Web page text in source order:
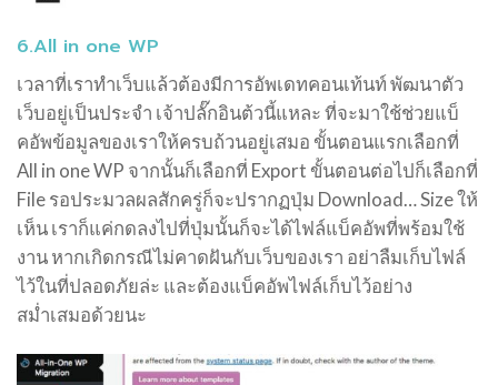
6.All in one WP
เวลาที่เราทำเว็บแล้วต้องมีการอัพเดทคอนเท้นท์ พัฒนาตัว
เว็บอยู่เป็นประจำ เจ้าปลั๊กอินต้วนี้แหละ ที่จะมาใช้ช่วยแบ็
คอัพข้อมูลของเราให้ครบถ้วนอยู่เสมอ ขั้นตอนแรกเลือกที่
All in one WP จากนั้นก็เลือกที่ Export ขั้นตอนต่อไปก็เลือกที่
File รอประมวลผลสักครู่ก็จะปรากฏปุ่ม Download… Size ให้
เห็น เราก็แค่กดลงไปที่ปุ่มนั้นก็จะได้ไฟล์แบ็คอัพที่พร้อมใช้
งาน หากเกิดกรณีไม่คาดฝันกับเว็บของเรา อย่าลืมเก็บไฟล์
ไว้ในที่ปลอดภัยล่ะ และต้องแบ็คอัพไฟล์เก็บไว้อย่าง
สม่ำเสมอด้วยนะ